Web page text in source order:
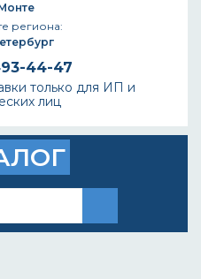
региона:
44-47
только для ИП и
лиц